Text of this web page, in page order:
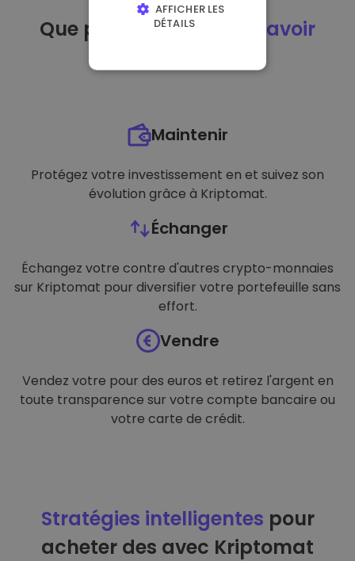
Que puis-je faire
après avoir
Maintenir
Protégez votre investissement en et suivez son
évolution grâce à Kriptomat.
Échanger
Échangez votre contre d'autres crypto-monnaies
sur Kriptomat pour diversifier votre portefeuille sans
effort.
Vendre
Vendez votre pour des euros et retirez l'argent en
toute transparence sur votre compte bancaire ou
votre carte de crédit.
Stratégies intelligentes pour
acheter des avec Kriptomat
AFFICHER LES
DÉTAILS
FONCTIONNALITÉ